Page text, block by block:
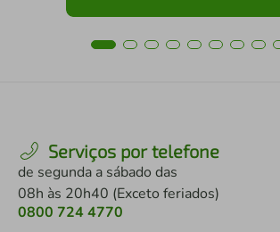
Serviços por telefone
de segunda a sábado das
08h às 20h40 (Exceto feriados)
0800 724 4770